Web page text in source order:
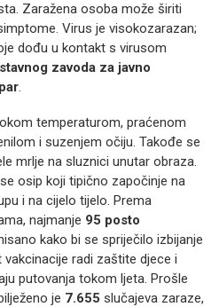
. Zaražena osoba može širiti
. Virus je visokozarazan;
dođu u kontakt s virusom
zavoda za javno
.
temperaturom, praćenom
i suzenjem očiju. Takođe se
mrlje na sluznici unutar obraza.
osip koji tipično započinje na
i na cijelo tijelo. Prema
najmanje 95 posto
kako bi se spriječilo izbijanje
radi zaštite djece i
putovanja tokom ljeta. Prošle
je 7.655 slučajeva zaraze,